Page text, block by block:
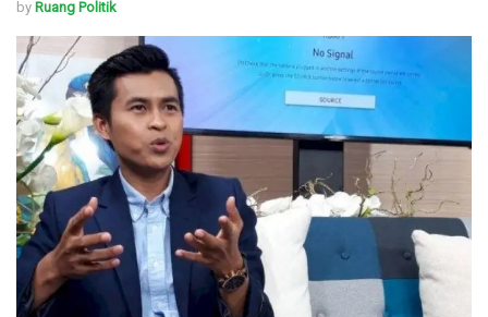
by Ruang Politik